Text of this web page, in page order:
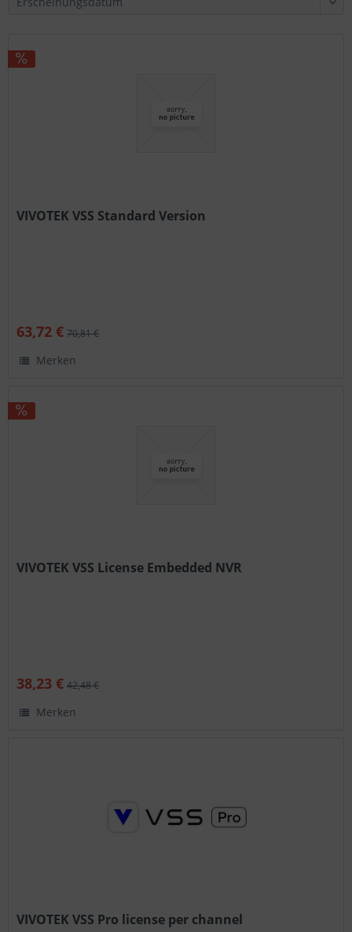
VIVOTEK VSS Standard Version
63,72 € 70,81 €
Merken
VIVOTEK VSS License Embedded NVR
38,23 € 42,48 €
Merken
VIVOTEK VSS Pro license per channel